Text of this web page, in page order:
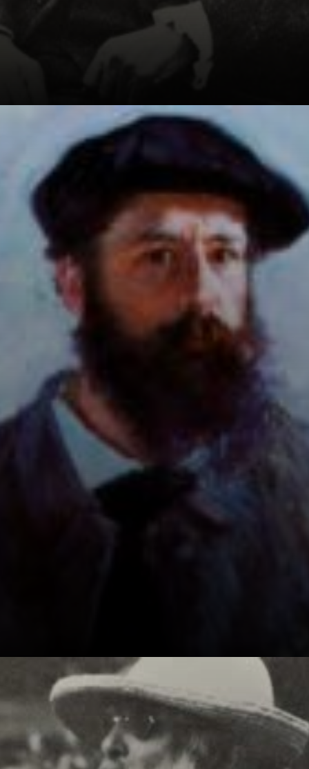
Mas daí ele topou
com Eugene
Boudin, um
paisagista. Esse
cara mostrou a
pintura ao ar livre,
virando a chave
pro Monet.